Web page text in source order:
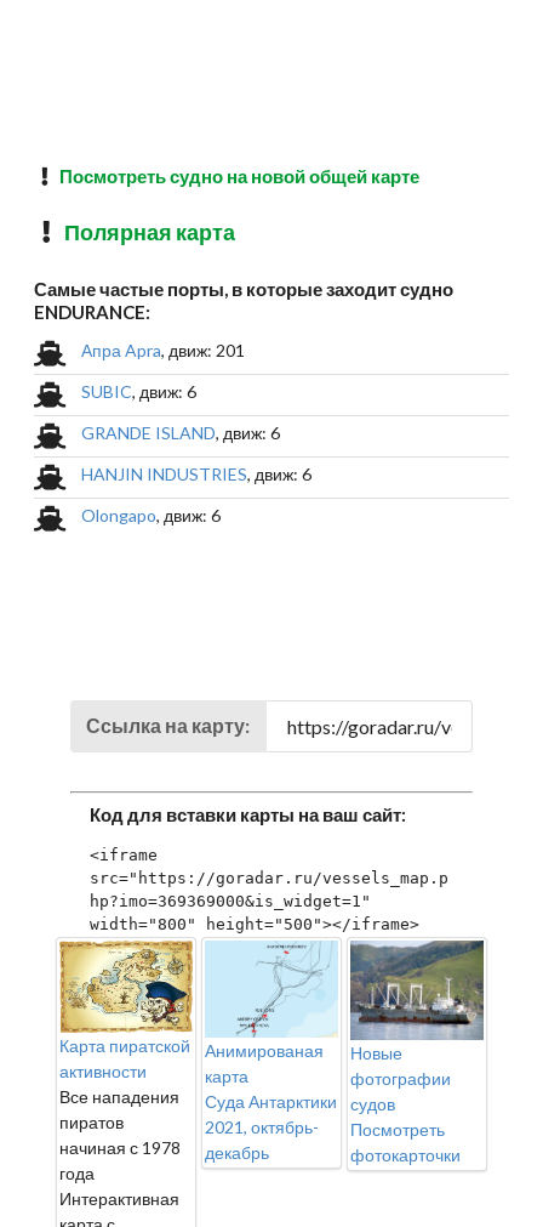
Посмотреть судно на новой общей карте
Полярная карта
Самые частые порты, в которые заходит судно
ENDURANCE:
Апра Apra, движ: 201
SUBIC, движ: 6
GRANDE ISLAND, движ: 6
HANJIN INDUSTRIES, движ: 6
Olongapo, движ: 6
Ссылка на карту:
Код для вставки карты на ваш сайт:
<iframe
src="https://goradar.ru/vessels_map.p
hp?imo=369369000&is_widget=1"
width="800" height="500"></iframe>
Карта пиратской
активности
Все нападения
пиратов
начиная с 1978
года
Интерактивная
Анимированая
карта
Суда Антарктики
2021, октябрь-
декабрь
Новые
фотографии
судов
Посмотреть
фотокарточки